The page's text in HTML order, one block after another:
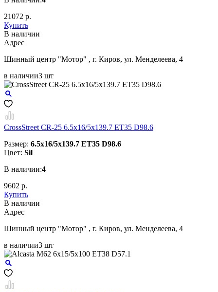
21072 р.
Купить
В наличии
Aдрес
Шинный центр "Мотор" , г. Киров, ул. Менделеева, 4
в наличии3 шт
CrossStreet CR-25 6.5x16/5x139.7 ET35 D98.6
Размер: 6.5x16/5x139.7 ET35 D98.6
Цвет: Sil
В наличии:4
9602 р.
Купить
В наличии
Aдрес
Шинный центр "Мотор" , г. Киров, ул. Менделеева, 4
в наличии3 шт